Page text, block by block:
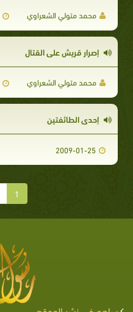
محمد متولي الشعراوي
إصرار قريش على القتال
محمد متولي الشعراوي
إحدى الطائفتين
2009-01-25
1